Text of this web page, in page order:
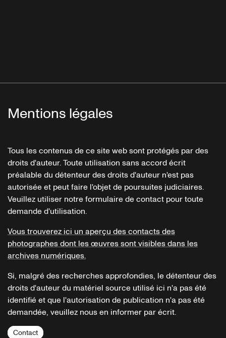
Mentions légales
Tous les contenus de ce site web sont protégés par des
droits d'auteur. Toute utilisation sans accord écrit
préalable du détenteur des droits d'auteur n'est pas
autorisée et peut faire l'objet de poursuites judiciaires.
Veuillez utiliser notre formulaire de contact pour toute
demande d'utilisation.
Vous trouverez ici un aperçu des contacts des
photographes dont les œuvres sont visibles dans les
archives numériques.
Si, malgré des recherches approfondies, le détenteur des
droits d'auteur du matériel source utilisé ici n'a pas été
identifié et que l'autorisation de publication n'a pas été
demandée, veuillez nous en informer par écrit.
Contact